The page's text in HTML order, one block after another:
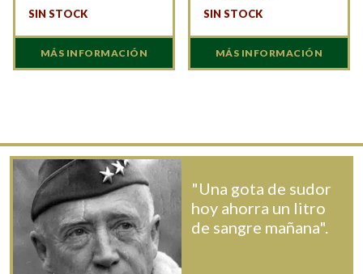
SIN STOCK
MÁS INFORMACIÓN
SIN STOCK
MÁS INFORMACIÓN
"Una gota de sudor
hoy ahorra un litro
de sangre mañana".